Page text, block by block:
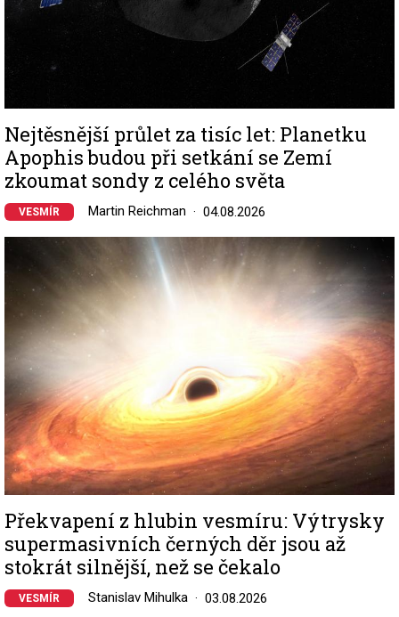
Nejtěsnější průlet za tisíc let: Planetku
Apophis budou při setkání se Zemí
zkoumat sondy z celého světa
VESMÍR Martin Reichman 04.08.2026
Image
Překvapení z hlubin vesmíru: Výtrysky
supermasivních černých děr jsou až
stokrát silnější, než se čekalo
VESMÍR Stanislav Mihulka 03.08.2026